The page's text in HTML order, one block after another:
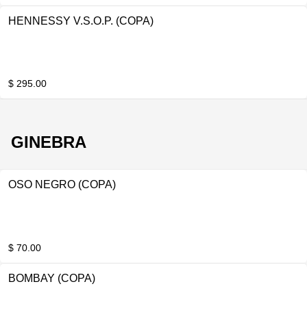
HENNESSY V.S.O.P. (COPA)
$ 295.00
GINEBRA
OSO NEGRO (COPA)
$ 70.00
BOMBAY (COPA)